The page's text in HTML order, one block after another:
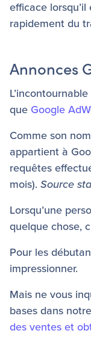
efficace
rapidement du
Annonces
que Google
Comme son
appartient à
requêtes
mois). Source
Lorsqu’une
quelque chose,
Pour les
impressionner.
Mais ne vous
bases dans
des ventes et